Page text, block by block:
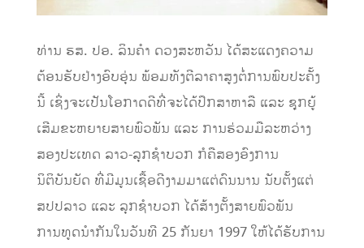
ທ່ານ ຮສ. ປອ. ລິນຄໍາ ດວງສະຫວັນ ໄດ້ສະແດງຄວາມ
ຕ້ອນຮັບຢ່າງອົບອຸ່ນ ພ້ອມທັງຕີລາຄາສູງຕໍ່ການພົບປະຄັ້ງ
ນີ້ ເຊິ່ງຈະເປັນໂອກາດດີທີ່ຈະໄດ້ປຶກສາຫາລື ແລະ ຊຸກຍູ້
ເສີມຂະຫຍາຍສາຍພົວພັນ ແລະ ການຮ່ວມມືລະຫວ່າງ
ສອງປະເທດ ລາວ-ລຸກຊໍາບວກ ກໍຄືສອງອົງການ
ນິຕິບັນຍັດ ທີ່ມີມູນເຊື້ອດີງາມມາແຕ່ດົນນານ ນັບຕັ້ງແຕ່
ສປປລາວ ແລະ ລຸກຊຳບວກ ໄດ້ສ້າງຕັ້ງສາຍພົວພັນ
ການທູດນຳກັນໃນວັນທີ 25 ກັນຍາ 1997 ໃຫ້ໄດ້ຮັບການ